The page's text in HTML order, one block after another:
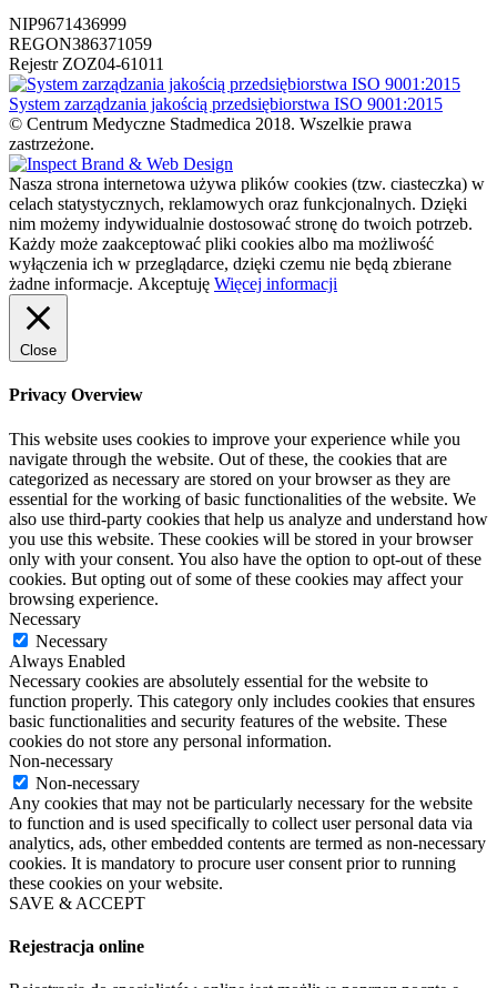
NIP9671436999
REGON386371059
Rejestr ZOZ04-61011
System zarządzania jakością przedsiębiorstwa ISO 9001:2015
© Centrum Medyczne Stadmedica 2018. Wszelkie prawa
zastrzeżone.
Nasza strona internetowa używa plików cookies (tzw. ciasteczka) w
celach statystycznych, reklamowych oraz funkcjonalnych. Dzięki
nim możemy indywidualnie dostosować stronę do twoich potrzeb.
Każdy może zaakceptować pliki cookies albo ma możliwość
wyłączenia ich w przeglądarce, dzięki czemu nie będą zbierane
żadne informacje. Akceptuję Więcej informacji
Close
Privacy Overview
This website uses cookies to improve your experience while you
navigate through the website. Out of these, the cookies that are
categorized as necessary are stored on your browser as they are
essential for the working of basic functionalities of the website. We
also use third-party cookies that help us analyze and understand how
you use this website. These cookies will be stored in your browser
only with your consent. You also have the option to opt-out of these
cookies. But opting out of some of these cookies may affect your
browsing experience.
Necessary
Necessary
Always Enabled
Necessary cookies are absolutely essential for the website to
function properly. This category only includes cookies that ensures
basic functionalities and security features of the website. These
cookies do not store any personal information.
Non-necessary
Non-necessary
Any cookies that may not be particularly necessary for the website
to function and is used specifically to collect user personal data via
analytics, ads, other embedded contents are termed as non-necessary
cookies. It is mandatory to procure user consent prior to running
these cookies on your website.
SAVE & ACCEPT
Rejestracja online